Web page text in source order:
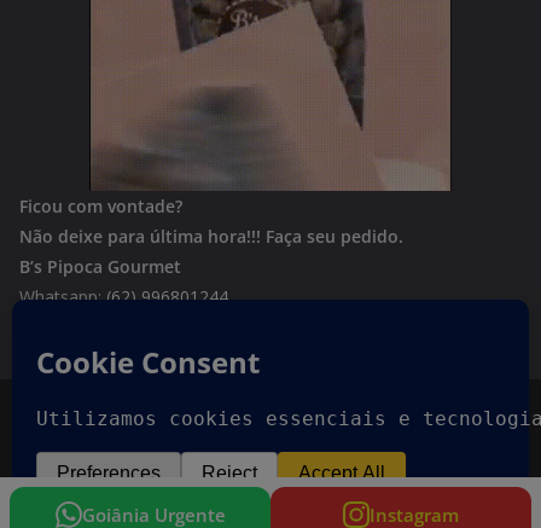
Ficou com vontade?
Não deixe para última hora!!! Faça seu pedido.
B’s Pipoca Gourmet
Whatsapp:(62) 996801244
Copyright © 2026Goiania Urgente. Todos os direitos
reservados.
Tema:ColorMagpor ThemeGrill. Powered byWordPress
Goiânia Urgente Instagram